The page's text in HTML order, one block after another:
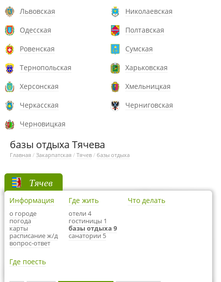
Львовская
Николаевская
Одесская
Полтавская
Ровенская
Сумская
Тернопольская
Харьковская
Херсонская
Хмельницкая
Черкасская
Черниговская
Черновицкая
базы отдыха Тячева
Главная / Закарпатская / Тячев / базы отдыха
Тячев
Информация
о городе
погода
карты
расписание ж/д
вопрос-ответ
Где жить
отели 4
гостиницы 1
базы отдыха 9
санатории 5
Что делать
Где поесть